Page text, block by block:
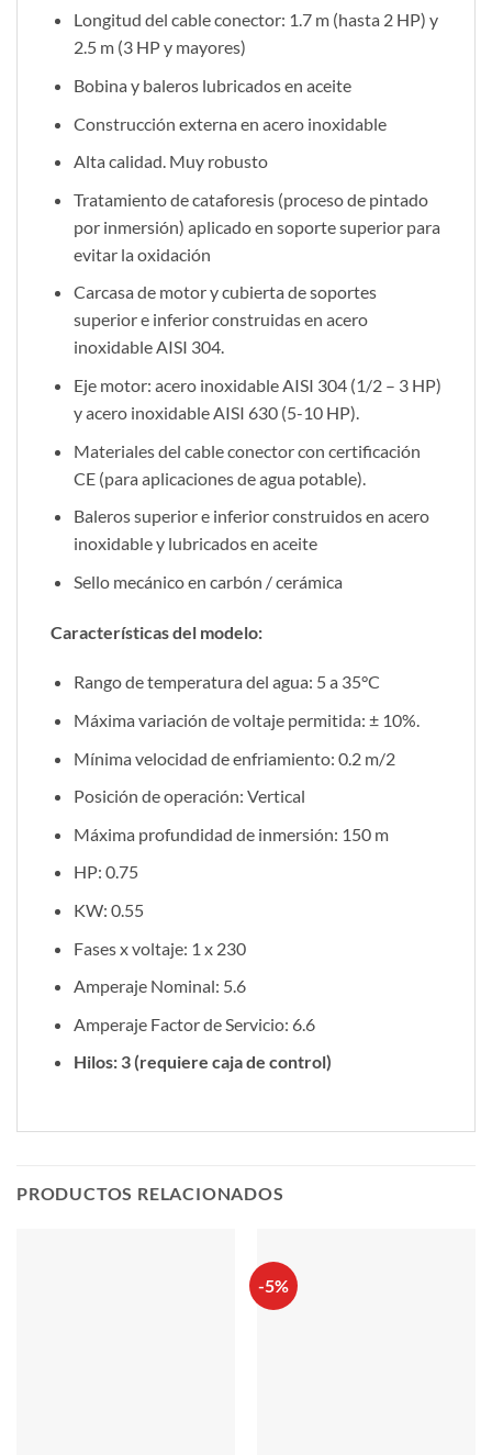
Longitud del cable conector: 1.7 m (hasta 2 HP) y
2.5 m (3 HP y mayores)
Bobina y baleros lubricados en aceite
Construcción externa en acero inoxidable
Alta calidad. Muy robusto
Tratamiento de cataforesis (proceso de pintado
por inmersión) aplicado en soporte superior para
evitar la oxidación
Carcasa de motor y cubierta de soportes
superior e inferior construidas en acero
inoxidable AISI 304.
Eje motor: acero inoxidable AISI 304 (1/2 – 3 HP)
y acero inoxidable AISI 630 (5-10 HP).
Materiales del cable conector con certificación
CE (para aplicaciones de agua potable).
Baleros superior e inferior construidos en acero
inoxidable y lubricados en aceite
Sello mecánico en carbón / cerámica
Características del modelo:
Rango de temperatura del agua: 5 a 35°C
Máxima variación de voltaje permitida: ± 10%.
Mínima velocidad de enfriamiento: 0.2 m/2
Posición de operación: Vertical
Máxima profundidad de inmersión: 150 m
HP: 0.75
KW: 0.55
Fases x voltaje: 1 x 230
Amperaje Nominal: 5.6
Amperaje Factor de Servicio: 6.6
Hilos: 3 (requiere caja de control)
PRODUCTOS RELACIONADOS
-5%